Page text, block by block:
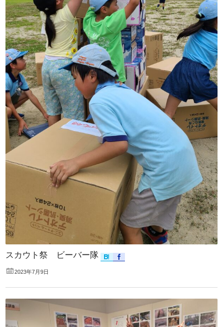
スカウト祭 ビーバー隊
2023年7月9日